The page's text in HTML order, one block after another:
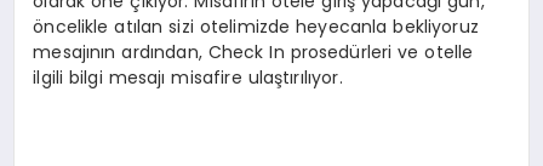
öncelikle atılan sizi otelimizde heyecanla bekliyoruz
mesajının ardından, Check In prosedürleri ve otelle
ilgili bilgi mesajı misafire ulaştırılıyor.